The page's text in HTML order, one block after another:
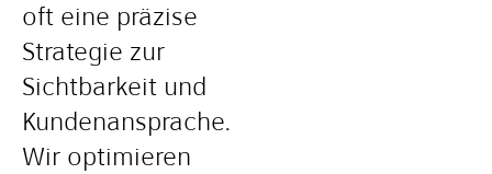
oft eine präzise
Strategie zur
Sichtbarkeit und
Kundenansprache.
Wir optimieren